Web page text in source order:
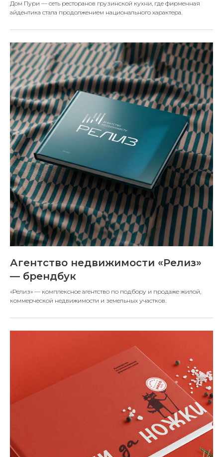
Дом Пури — сеть ресторанов грузинской кухни, где фирменная
айдентика стала продолжением национального характера.
Агентство недвижимости «Релиз»
— брендбук
«Релиз» — комплексное агентство по подбору и продаже жилой,
коммерческой недвижимости и земельных участков.